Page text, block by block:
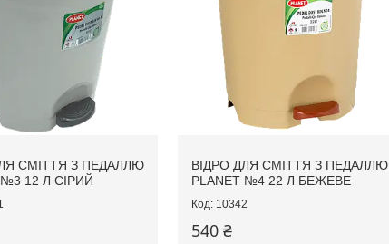
СМІТТЯ З ПЕДАЛЛЮ
№3 12 Л СІРИЙ
ВІДРО ДЛЯ СМІТТЯ З ПЕДАЛЛЮ
PLANET №4 22 Л БЕЖЕВЕ
10342
540 ₴